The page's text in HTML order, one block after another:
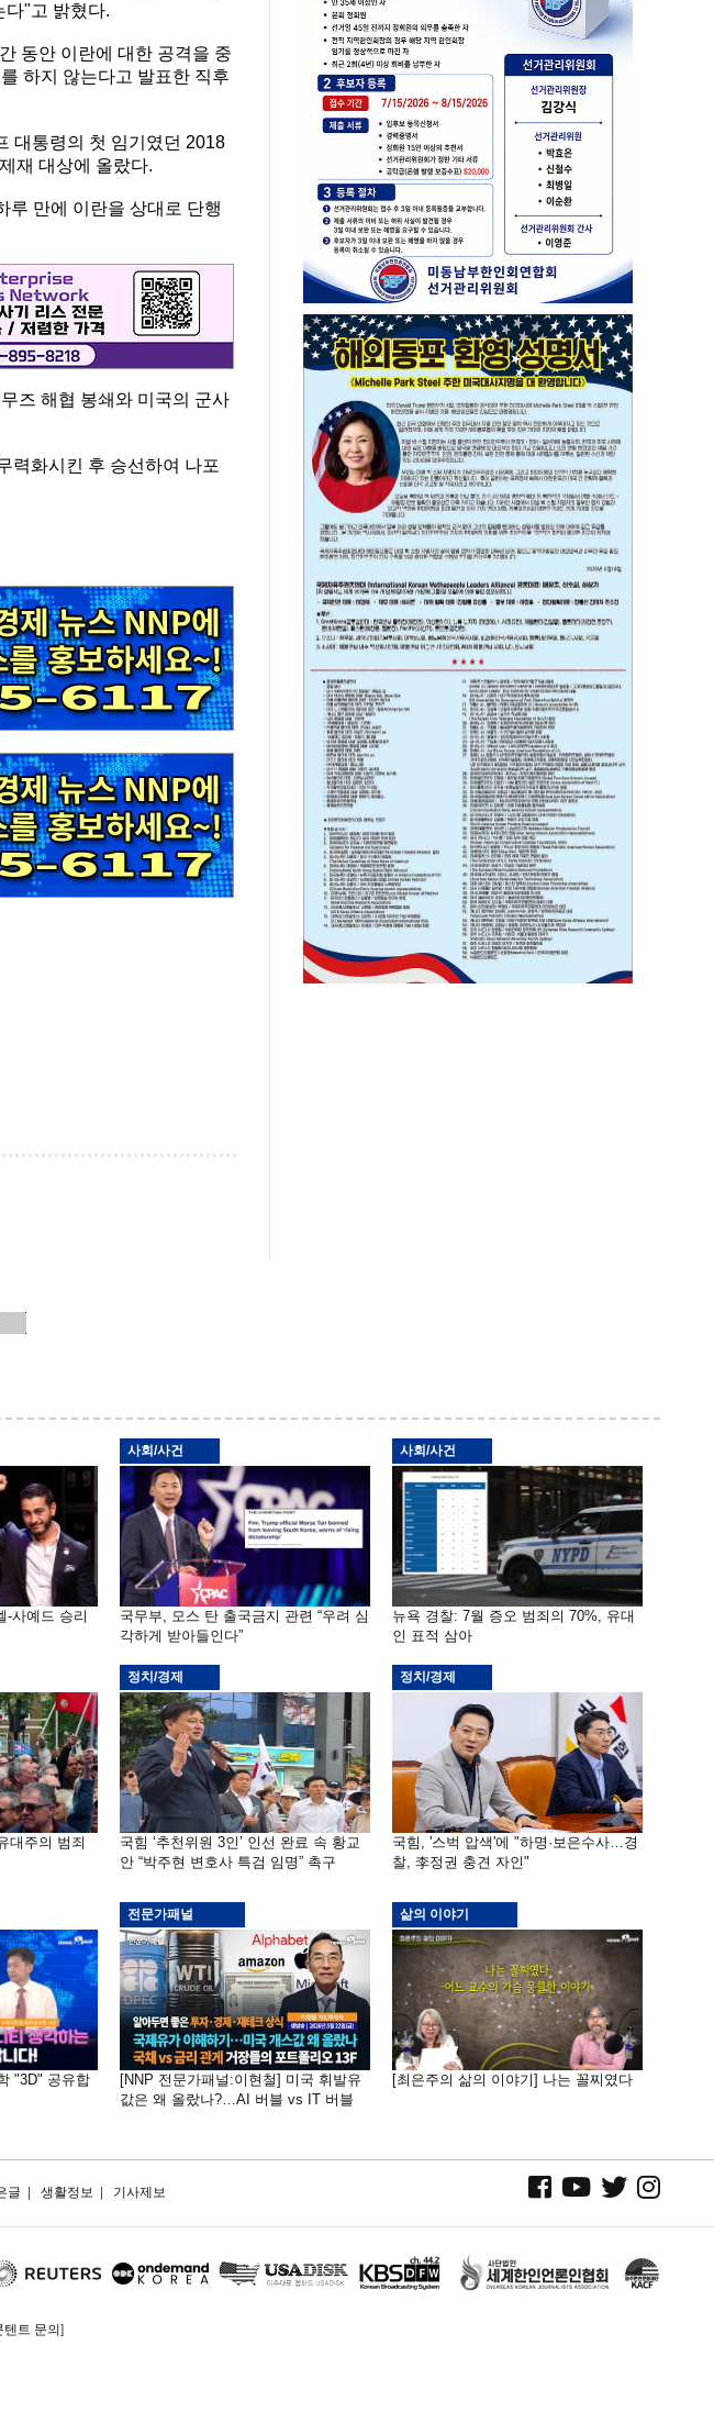
다"고 밝혔다.
동안 이란에 대한 공격을 중
하지 않는다고 발표한 직후
대통령의 첫 임기였던 2018
재 대상에 올랐다.
루 만에 이란을 상대로 단행
즈 해협 봉쇄와 미국의 군사
력화시킨 후 승선하여 나포
-사예드 승리
사회/사건
국무부, 모스 탄 출국금지 관련 “우려 심
각하게 받아들인다”
사회/사건
뉴욕 경찰: 7월 증오 범죄의 70%, 유대
인 표적 삼아
대주의 범죄
정치/경제
국힘 ‘추천위원 3인’ 인선 완료 속 황교
안 “박주현 변호사 특검 임명” 촉구
정치/경제
국힘, '스벅 압색'에 "하명·보은수사…경
찰, 李정권 충견 자인"
"3D" 공유합
전문가패널
[NNP 전문가패널:이현철] 미국 휘발유
값은 왜 올랐나?…AI 버블 vs IT 버블
삶의 이야기
[최은주의 삶의 이야기] 나는 꼴찌였다
글 생활정보 기사제보
텐트 문의 ]